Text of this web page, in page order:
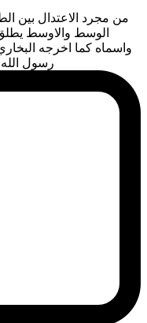
من مجرد الاعتدال بين
الوسط والاوسط
واسماه كما اخرجه
رسول